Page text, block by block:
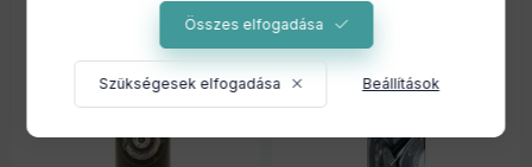
Összes elfogadása
Szükségesek elfogadása Beállítások